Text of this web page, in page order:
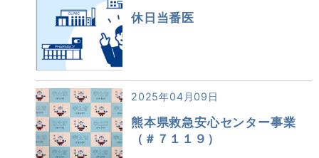
休日当番医
2025年04月09日
熊本県救急安心センター事業
（＃７１１９）